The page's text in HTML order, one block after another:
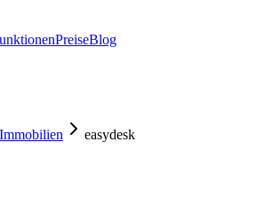
PreiseBlog
Immobilien easydesk